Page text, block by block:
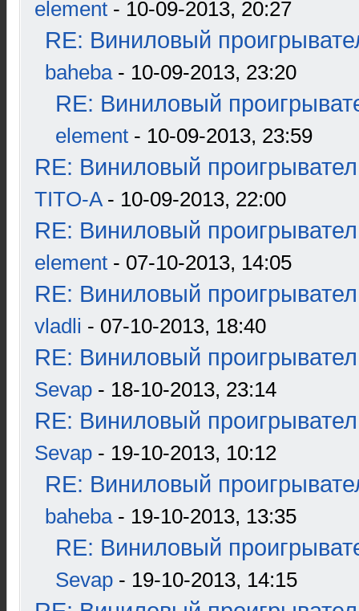
element - 10-09-2013, 20:27
RE: Виниловый
baheba- 10-09-2013, 23:20
RE: Виниловый
element - 10-09-2013, 23:59
RE: Виниловый
TITO-A- 10-09-2013, 22:00
RE: Виниловый
element - 07-10-2013, 14:05
RE: Виниловый
vladli - 07-10-2013, 18:40
RE: Виниловый
Sevap - 18-10-2013, 23:14
RE: Виниловый
Sevap - 19-10-2013, 10:12
RE: Виниловый
baheba- 19-10-2013, 13:35
RE: Виниловый
Sevap - 19-10-2013, 14:15